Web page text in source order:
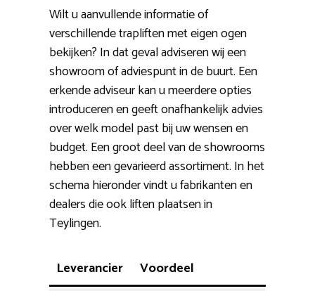
Wilt u aanvullende informatie of
verschillende trapliften met eigen ogen
bekijken? In dat geval adviseren wij een
showroom of adviespunt in de buurt. Een
erkende adviseur kan u meerdere opties
introduceren en geeft onafhankelijk advies
over welk model past bij uw wensen en
budget. Een groot deel van de showrooms
hebben een gevarieerd assortiment. In het
schema hieronder vindt u fabrikanten en
dealers die ook liften plaatsen in
Teylingen.
Leverancier Voordeel